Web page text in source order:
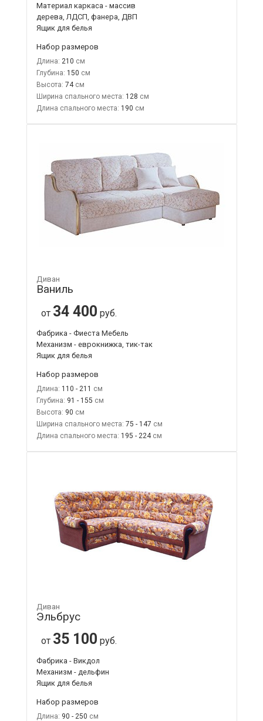
Материал каркаса - массив
дерева, ЛДСП, фанера, ДВП
Ящик для белья
Набор размеров
Длина: 210
Глубина: 150
Высота: 74
Ширина спального места: 128
Длина спального места: 190
Диван
Ваниль
от 34 400 руб.
Фабрика - Фиеста Мебель
Механизм - еврокнижка, тик-так
Ящик для белья
Набор размеров
Длина: 110 - 211
Глубина: 91 - 155
Высота: 90
Ширина спального места: 75 - 147
Длина спального места: 195 - 224
Диван
Эльбрус
от 35 100 руб.
Фабрика - Викдол
Механизм - дельфин
Ящик для белья
Набор размеров
Длина: 90 - 250